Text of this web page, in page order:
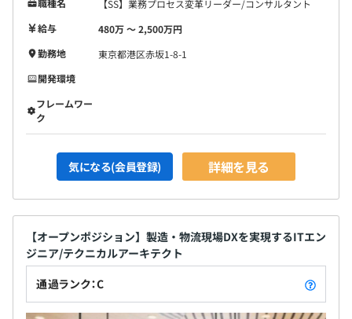
【SS】業務プロセス変革リーダー/コンサルタント
給与
480万 〜 2,500万円
勤務地
東京都港区赤坂1-8-1
開発環境
フレームワー
ク
気になる(会員登録) 詳細を見る
【オープンポジション】製造・物流現場DXを実現するITエン
ジニア/テクニカルアーキテクト
通過ランク：C